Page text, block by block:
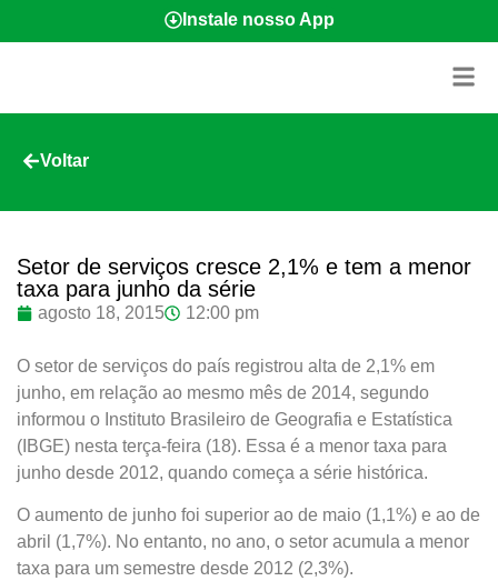
Instale nosso App
Voltar
Setor de serviços cresce 2,1% e tem a menor
taxa para junho da série
agosto 18, 2015 12:00 pm
O setor de serviços do país registrou alta de 2,1% em
junho, em relação ao mesmo mês de 2014, segundo
informou o Instituto Brasileiro de Geografia e Estatística
(IBGE) nesta terça-feira (18). Essa é a menor taxa para
junho desde 2012, quando começa a série histórica.
O aumento de junho foi superior ao de maio (1,1%) e ao de
abril (1,7%). No entanto, no ano, o setor acumula a menor
taxa para um semestre desde 2012 (2,3%).